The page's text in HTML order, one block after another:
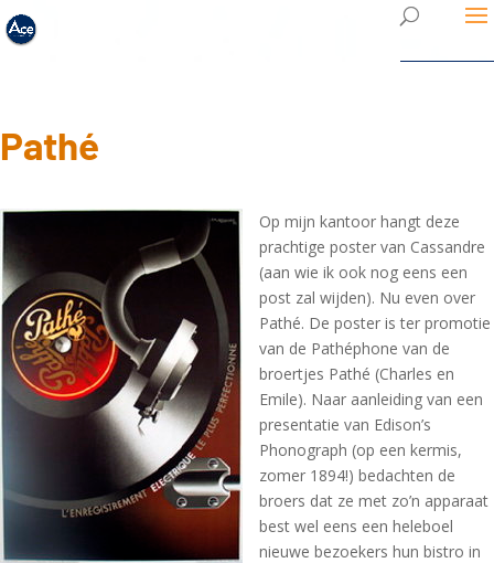
Pathé
Op mijn kantoor hangt deze
prachtige poster van Cassandre
(aan wie ik ook nog eens een
post zal wijden). Nu even over
Pathé. De poster is ter promotie
van de Pathéphone van de
broertjes Pathé (Charles en
Emile). Naar aanleiding van een
presentatie van Edison’s
Phonograph (op een kermis,
zomer 1894!) bedachten de
broers dat ze met zo’n apparaat
best wel eens een heleboel
nieuwe bezoekers hun bistro in